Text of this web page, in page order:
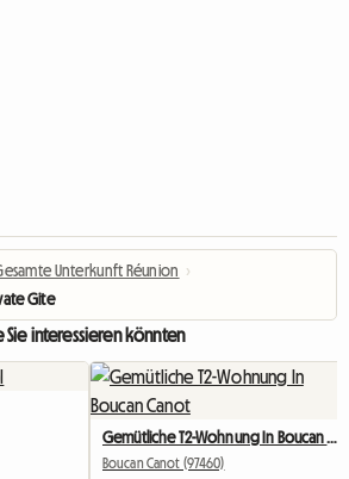
Unterkunft Réunion ›
Gite
interessieren könnten
Boucan Canot (97460)